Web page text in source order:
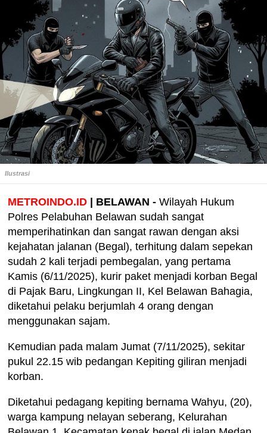
Ilustrasi
METROINDO.ID | BELAWAN - Wilayah Hukum
Polres Pelabuhan Belawan sudah sangat
memperihatinkan dan sangat rawan dengan aksi
kejahatan jalanan (Begal), terhitung dalam sepekan
sudah 2 kali terjadi pembegalan, yang pertama
Kamis (6/11/2025), kurir paket menjadi korban Begal
di Pajak Baru, Lingkungan II, Kel Belawan Bahagia,
diketahui pelaku berjumlah 4 orang dengan
menggunakan sajam.
Kemudian pada malam Jumat (7/11/2025), sekitar
pukul 22.15 wib pedangan Kepiting giliran menjadi
korban.
Diketahui pedagang kepiting bernama Wahyu, (20),
warga kampung nelayan seberang, Kelurahan